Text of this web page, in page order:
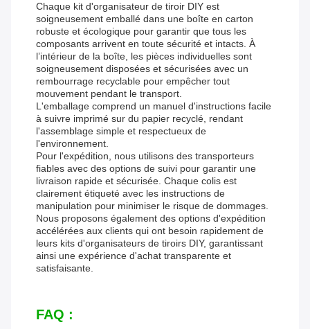
Chaque kit d'organisateur de tiroir DIY est
soigneusement emballé dans une boîte en carton
robuste et écologique pour garantir que tous les
composants arrivent en toute sécurité et intacts. À
l’intérieur de la boîte, les pièces individuelles sont
soigneusement disposées et sécurisées avec un
rembourrage recyclable pour empêcher tout
mouvement pendant le transport.
L'emballage comprend un manuel d'instructions facile
à suivre imprimé sur du papier recyclé, rendant
l'assemblage simple et respectueux de
l'environnement.
Pour l'expédition, nous utilisons des transporteurs
fiables avec des options de suivi pour garantir une
livraison rapide et sécurisée. Chaque colis est
clairement étiqueté avec les instructions de
manipulation pour minimiser le risque de dommages.
Nous proposons également des options d'expédition
accélérées aux clients qui ont besoin rapidement de
leurs kits d'organisateurs de tiroirs DIY, garantissant
ainsi une expérience d'achat transparente et
satisfaisante.
FAQ :